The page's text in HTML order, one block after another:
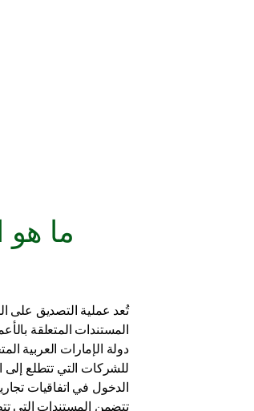
ما هو
تُعد عملية التصديق على
المستندات المتعلقة
دولة الإمارات العربية
للشركات التي تتطلع إلى
الدخول في اتفاقيات
تتضمن المستندات التي